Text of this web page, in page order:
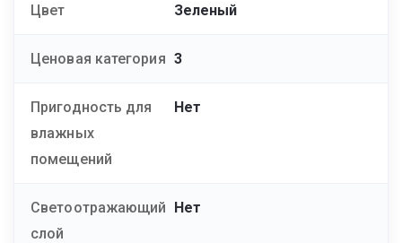
Цвет Зеленый
Ценовая категория 3
Пригодность для
влажных
помещений
Нет
Светоотражающий
слой
Нет